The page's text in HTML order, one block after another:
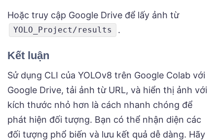
Hoặc truy cập Google Drive để lấy ảnh từ
YOLO_Project/results .
Kết luận
Sử dụng CLI của YOLOv8 trên Google Colab với
Google Drive, tải ảnh từ URL, và hiển thị ảnh với
kích thước nhỏ hơn là cách nhanh chóng để
phát hiện đối tượng. Bạn có thể nhận diện các
đối tượng phổ biến và lưu kết quả dễ dàng. Hãy